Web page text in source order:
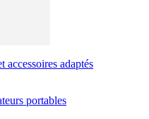
accessoires adaptés
portables